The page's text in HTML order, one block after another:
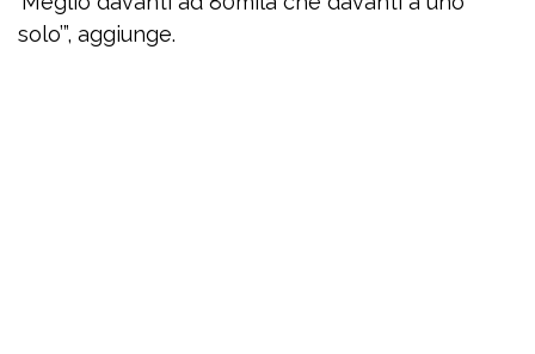
solo’”, aggiunge.